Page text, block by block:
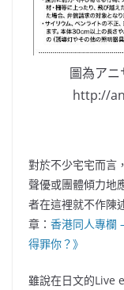
圖為アニ
http://
對於不少宅宅而言
聲優或團體傾力地
者在這裡就不作陳
章： 香港同人專欄
得罪你？》
雖說在日文的Live